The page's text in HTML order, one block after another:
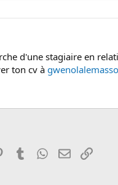
d'une stagiaire en
ton cv à
PinterestTumblrWhatsApp
EmailLien